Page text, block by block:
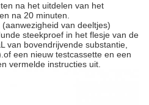
na het uitdelen van het
na 20 minuten.
van deeltjes)
steekproef in het flesje van de
van bovendrijvende substantie,
een nieuw testcassette en een
vermelde instructies uit.